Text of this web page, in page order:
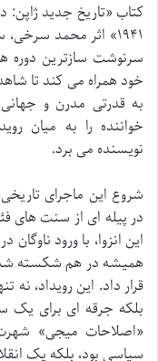
۱۹۴۱» اثر محمد
سرنوشت سازترین دوره
خود همراه می کند تا
به قدرتی مدرن و
خواننده را به میان
نویسنده می برد.
شروع این ماجرای
در پیله ای از سنت های
همیشه در هم شکسته شد
قرار داد. این رویداد، نه
بلکه جرقه ای برای یک
«اصلاحات میجی» شهرت
سیاسی بود، بلکه یک